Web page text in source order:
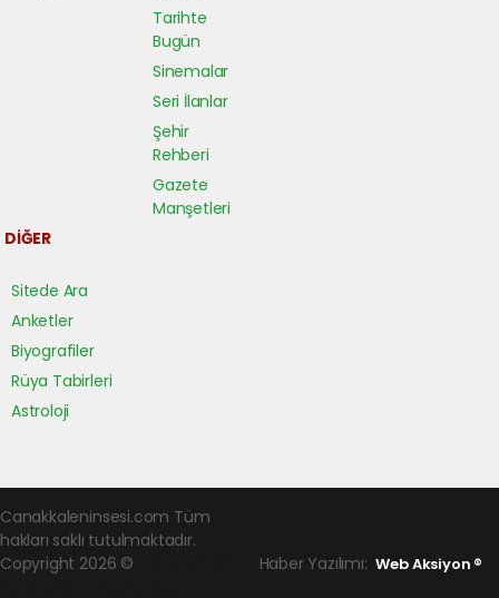
Tarihte
Bugün
Sinemalar
Seri İlanlar
Şehir
Rehberi
Gazete
Manşetleri
DİĞER
Sitede Ara
Anketler
Biyografiler
Rüya Tabirleri
Astroloji
Canakkaleninsesi.com Tüm
hakları saklı tutulmaktadır.
Copyright 2026 ©
Haber Yazılımı: Web Aksiyon ®